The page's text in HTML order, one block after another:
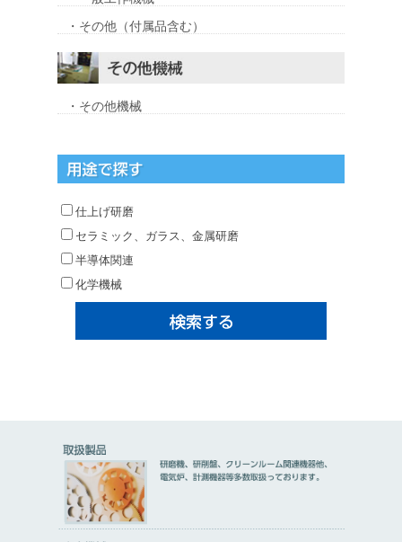
・その他（付属品含む）
・その他機械
仕上げ研磨
セラミック、ガラス、金属研磨
半導体関連
化学機械